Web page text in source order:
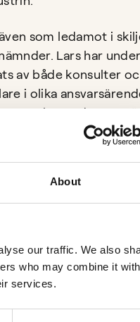
About
our traffic. We also
who may combine it with
services.
som ledamot i
Lars har
av både konsulter
i olika
Han har sedan mer
i både
som utomlands.
för olika beställare